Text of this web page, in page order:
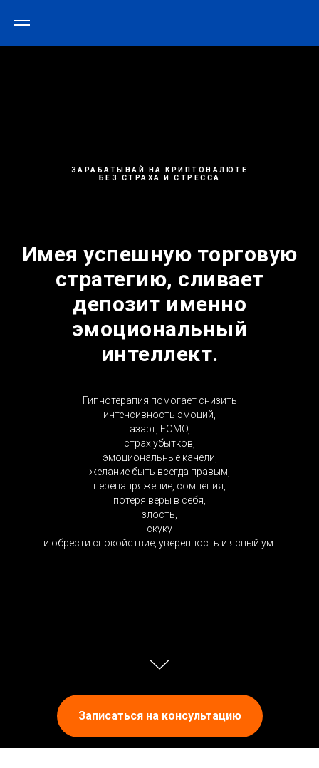
ЗАРАБАТЫВАЙ НА КРИПТОВАЛЮТЕ
БЕЗ СТРАХА И СТРЕССА
Имея успешную торговую
стратегию, сливает
депозит именно
эмоциональный
интеллект.
Гипнотерапия помогает снизить
интенсивность эмоций,
азарт, FOMO,
страх убытков,
эмоциональные качели,
желание быть всегда правым,
перенапряжение, сомнения,
потеря веры в себя,
злость,
скуку
и обрести спокойствие, уверенность и ясный ум.
Записаться на консультацию